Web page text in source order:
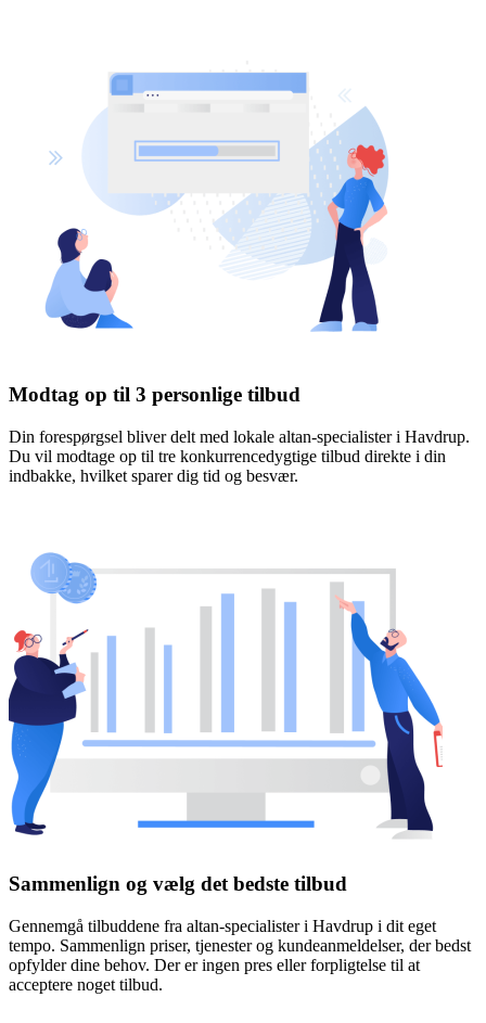
Modtag op til 3 personlige tilbud
Din forespørgsel bliver delt med lokale altan-specialister i Havdrup.
Du vil modtage op til tre konkurrencedygtige tilbud direkte i din
indbakke, hvilket sparer dig tid og besvær.
Sammenlign og vælg det bedste tilbud
Gennemgå tilbuddene fra altan-specialister i Havdrup i dit eget
tempo. Sammenlign priser, tjenester og kundeanmeldelser, der bedst
opfylder dine behov. Der er ingen pres eller forpligtelse til at
acceptere noget tilbud.